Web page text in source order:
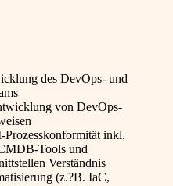
des DevOps- und
von DevOps-
inkl.
Tools und
Verständnis
(z.?B. IaC,